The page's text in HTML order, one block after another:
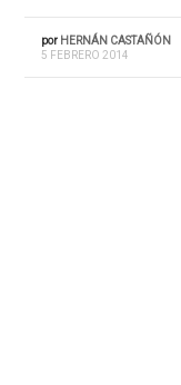
por HERNÁN CASTAÑÓN
5 FEBRERO 2014